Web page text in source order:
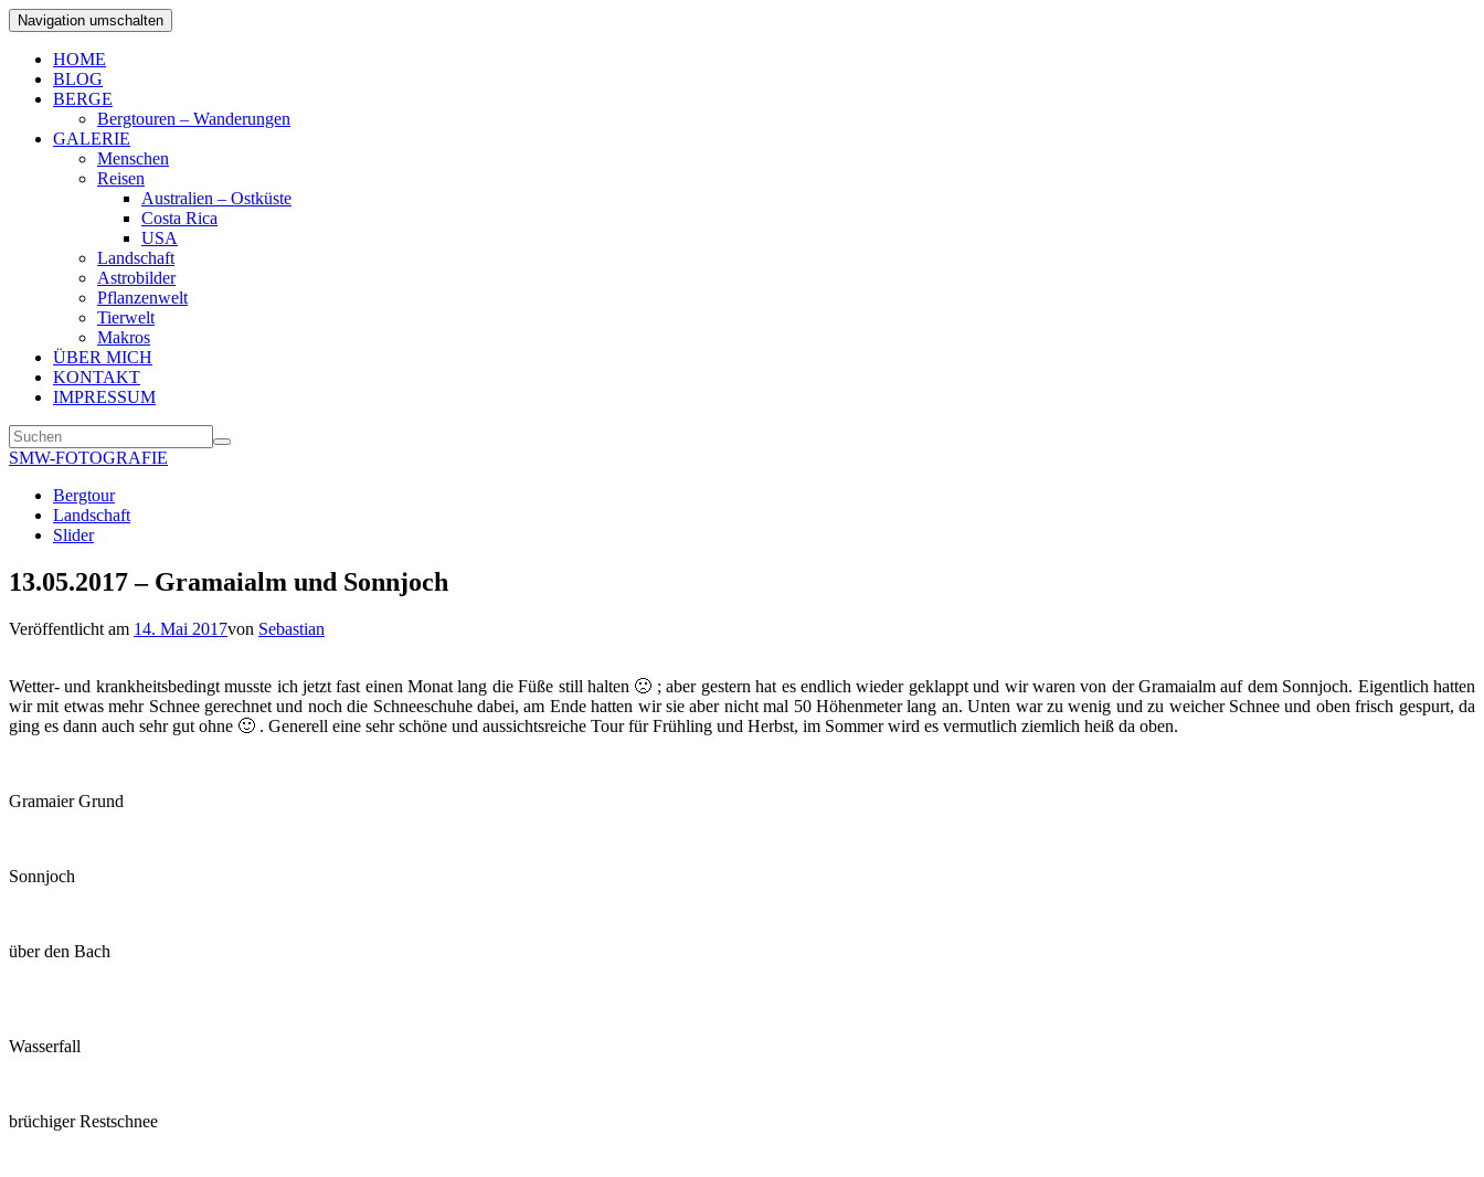
Navigation umschalten
HOME
BLOG
BERGE
Bergtouren – Wanderungen
GALERIE
Menschen
Reisen
Australien – Ostküste
Costa Rica
USA
Landschaft
Astrobilder
Pflanzenwelt
Tierwelt
Makros
ÜBER MICH
KONTAKT
IMPRESSUM
SMW-FOTOGRAFIE
Bergtour
Landschaft
Slider
13.05.2017 – Gramaialm und Sonnjoch
Veröffentlicht am 14. Mai 2017von Sebastian
Wetter- und krankheitsbedingt musste ich jetzt fast einen Monat lang die Füße still halten 🙁 ; aber gestern hat es endlich wieder geklappt und wir waren von der Gramaialm auf dem Sonnjoch. Eigentlich hatten
wir mit etwas mehr Schnee gerechnet und noch die Schneeschuhe dabei, am Ende hatten wir sie aber nicht mal 50 Höhenmeter lang an. Unten war zu wenig und zu weicher Schnee und oben frisch gespurt, da
ging es dann auch sehr gut ohne 🙂 . Generell eine sehr schöne und aussichtsreiche Tour für Frühling und Herbst, im Sommer wird es vermutlich ziemlich heiß da oben.
Gramaier Grund
Sonnjoch
über den Bach
Wasserfall
brüchiger Restschnee